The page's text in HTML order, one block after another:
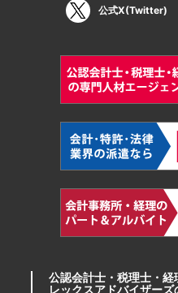
公式X(Twitter)
公認会計士・税理士・
レックスアドバイザーズ